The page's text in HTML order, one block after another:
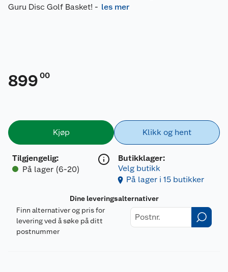
Guru Disc Golf Basket! - les mer
899 00
Kjøp
Tilgjengelig:
På lager (6-20)
Klikk og hent
Butikklager:
Velg butikk
På lager i 15 butikker
Dine leveringsalternativer
Finn alternativer og pris for
levering ved å søke på ditt
postnummer